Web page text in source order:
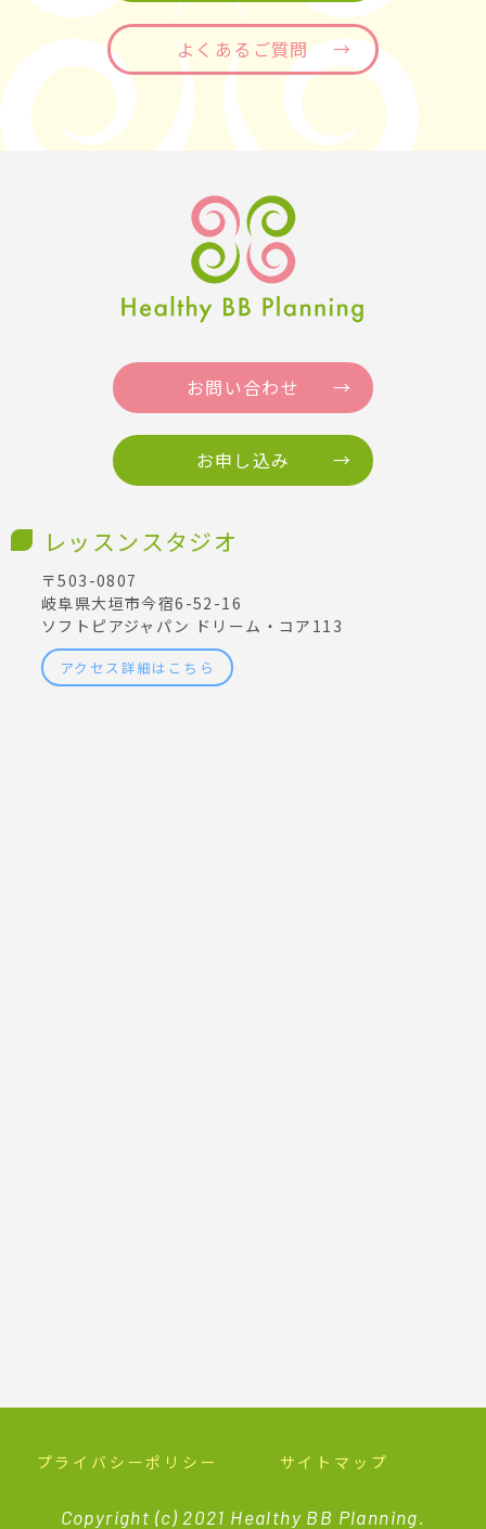
よくあるご質問
お問い合わせ
お申し込み
レッスンスタジオ
〒503-0807
岐阜県大垣市今宿6-52-16
ソフトピアジャパン ドリーム・コア113
アクセス詳細はこちら
Copyright (c) 2021 Healthy BB Planning.
プライバシーポリシー サイトマップ